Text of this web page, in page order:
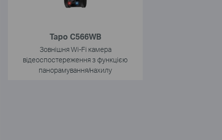
Tapo C566WB
Зовнішня Wi-Fi камера
відеоспостереження з функцією
панорамування/нахилу